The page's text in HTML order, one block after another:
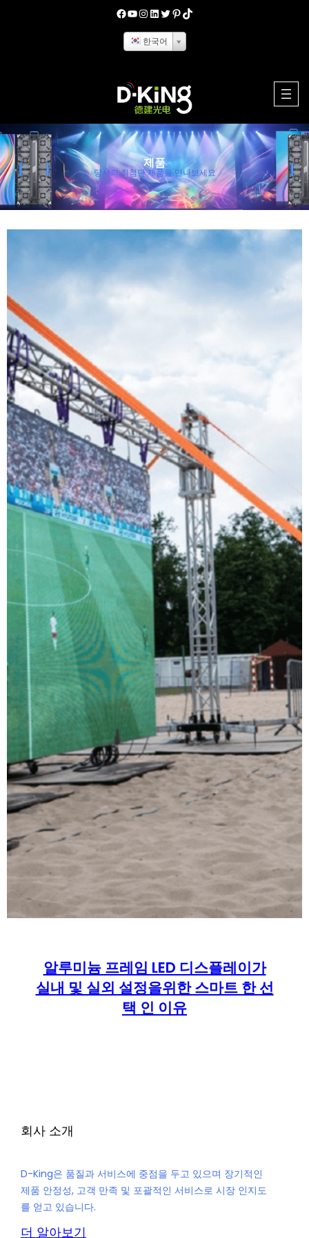
페이스북유튜브인스타그램링크드인지저귀다핀터레스트Tiktok
한국어
제품
당사의 최첨단 제품을 만나보세요
알루미늄 프레임 LED 디스플레이가
실내 및 실외 설정을위한 스마트 한 선
택 인 이유
회사 소개
D-King은 품질과 서비스에 중점을 두고 있으며 장기적인
제품 안정성, 고객 만족 및 포괄적인 서비스로 시장 인지도
를 얻고 있습니다.
더 알아보기